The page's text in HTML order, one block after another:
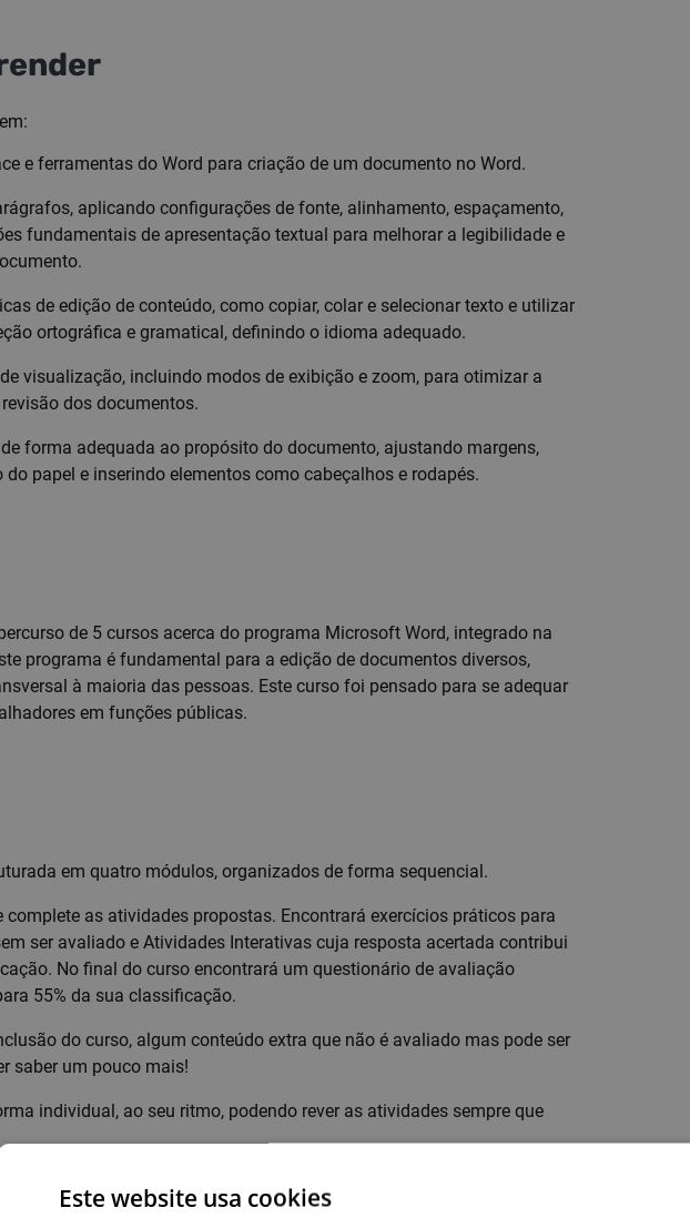
e ferramentas do Word para criação de um documento no Word.
aplicando configurações de fonte, alinhamento, espaçamento,
fundamentais de apresentação textual para melhorar a legibilidade e
de edição de conteúdo, como copiar, colar e selecionar texto e utilizar
ortográfica e gramatical, definindo o idioma adequado.
visualização, incluindo modos de exibição e zoom, para otimizar a
dos documentos.
forma adequada ao propósito do documento, ajustando margens,
papel e inserindo elementos como cabeçalhos e rodapés.
de 5 cursos acerca do programa Microsoft Word, integrado na
programa é fundamental para a edição de documentos diversos,
à maioria das pessoas. Este curso foi pensado para se adequar
em funções públicas.
em quatro módulos, organizados de forma sequencial.
complete as atividades propostas. Encontrará exercícios práticos para
ser avaliado e Atividades Interativas cuja resposta acertada contribui
No final do curso encontrará um questionário de avaliação
55% da sua classificação.
do curso, algum conteúdo extra que não é avaliado mas pode ser
saber um pouco mais!
individual, ao seu ritmo, podendo rever as atividades sempre que
Este website usa cookies